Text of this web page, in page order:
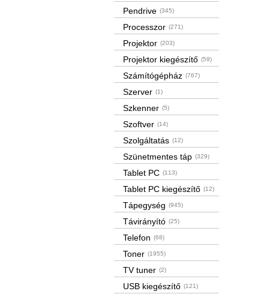
Pendrive (345)
Processzor (271)
Projektor (203)
Projektor kiegészítő (59)
Számítógépház (767)
Szerver (1)
Szkenner (5)
Szoftver (14)
Szolgáltatás (12)
Szünetmentes táp (329)
Tablet PC (113)
Tablet PC kiegészítő (12)
Tápegység (945)
Távirányító (25)
Telefon (68)
Toner (1955)
TV tuner (2)
USB kiegészítő (121)